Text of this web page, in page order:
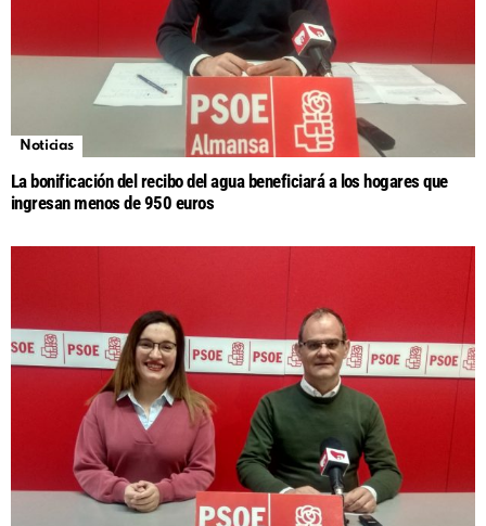
Noticias
La bonificación del recibo del agua beneficiará a los hogares que
ingresan menos de 950 euros